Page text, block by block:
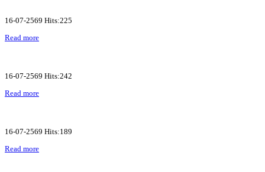
16-07-2569 Hits:225
Read more
16-07-2569 Hits:242
Read more
16-07-2569 Hits:189
Read more